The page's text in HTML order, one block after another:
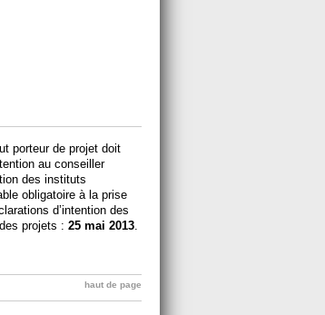
porteur de projet doit
au conseiller
des instituts
obligatoire à la prise
d’intention des
projets : 25 mai 2013.
haut de page